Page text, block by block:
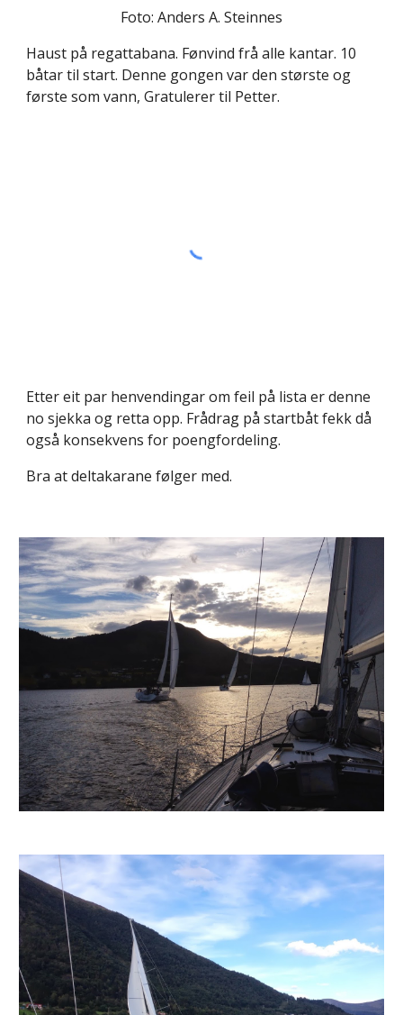
Foto: Anders A. Steinnes
Haust på regattabana. Fønvind frå alle kantar. 10
båtar til start. Denne gongen var den største og
første som vann, Gratulerer til Petter.
Etter eit par henvendingar om feil på lista er denne
no sjekka og retta opp. Frådrag på startbåt fekk då
også konsekvens for poengfordeling.
Bra at deltakarane følger med.